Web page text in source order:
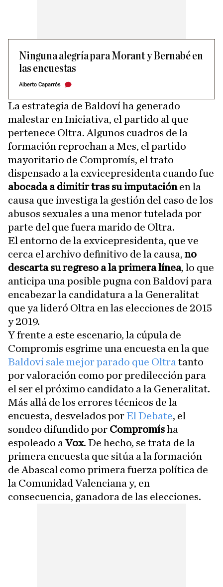
Ninguna alegría para Morant y Bernabé en
las encuestas
Alberto Caparrós
La estrategia de Baldoví ha generado
malestar en Iniciativa, el partido al que
pertenece Oltra. Algunos cuadros de la
formación reprochan a Mes, el partido
mayoritario de Compromís, el trato
dispensado a la exvicepresidenta cuando fue
abocada a dimitir tras su imputaciónen la
causa que investiga la gestión del caso de los
abusos sexuales a una menor tutelada por
parte del que fuera marido de Oltra.
El entorno de la exvicepresidenta, que ve
cerca el archivo definitivo de la causa, no
descarta su regreso a la primera línea, lo que
anticipa una posible pugna con Baldoví para
encabezar la candidatura a la Generalitat
que ya lideró Oltra en las elecciones de 2015
y 2019.
Y frente a este escenario, la cúpula de
Compromís esgrime una encuesta en la que
Baldoví sale mejor parado que Oltra tanto
por valoración como por predilección para
el ser el próximo candidato a la Generalitat.
Más allá de los errores técnicos de la
encuesta, desvelados porEl Debate, el
sondeo difundido por Compromísha
espoleado a Vox. De hecho, se trata de la
primera encuesta que sitúa a la formación
de Abascal como primera fuerza política de
la Comunidad Valenciana y, en
consecuencia, ganadora de las elecciones.